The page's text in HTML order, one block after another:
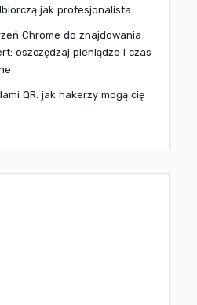
jak profesjonalista
Chrome do znajdowania
oszczędzaj pieniądze i czas
QR: jak hakerzy mogą cię